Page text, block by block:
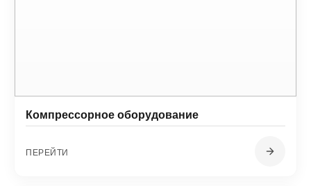
Компрессорное оборудование
ПЕРЕЙТИ